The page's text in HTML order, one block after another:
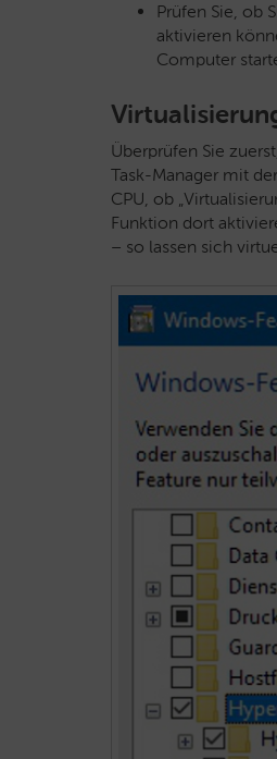
Prüfen Sie, ob
aktivieren
Computer
Überprüfen Sie
Task-Manager mit
CPU, ob
Funktion dort
– so lassen sich